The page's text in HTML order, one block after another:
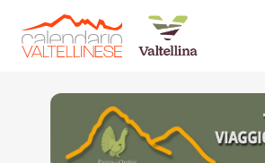
Torna indietro